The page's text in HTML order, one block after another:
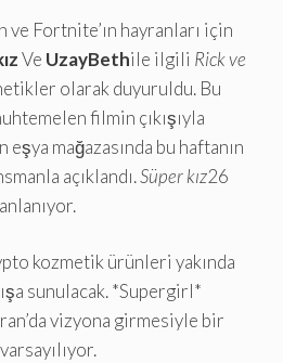
Fortnite’ın hayranları için
Ve UzayBethile ilgili Rick ve
olarak duyuruldu. Bu
filmin çıkışıyla
eşya mağazasında bu haftanın
açıklandı.Süper kız26
kozmetik ürünleri yakında
sunulacak. *Supergirl*
vizyona girmesiyle bir